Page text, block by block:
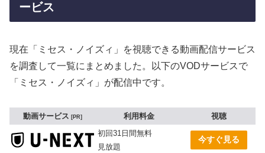
ービス
現在「ミセス・ノイズィ」を視聴できる動画配信サービス
を調査して一覧にまとめました。以下のVODサービスで
「ミセス・ノイズィ」が配信中です。
動画サービス PR 利用料金
視聴
初回31日間無料
見放題
今すぐ見る